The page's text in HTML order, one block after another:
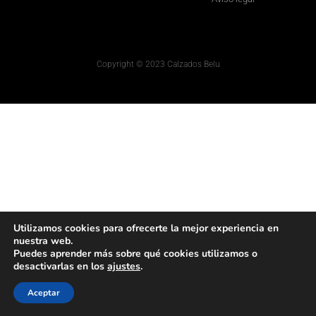
Copyright © 2023 Calzados Belu
Utilizamos cookies para ofrecerte la mejor experiencia en
nuestra web.
Puedes aprender más sobre qué cookies utilizamos o
desactivarlas en los ajustes.
Aceptar